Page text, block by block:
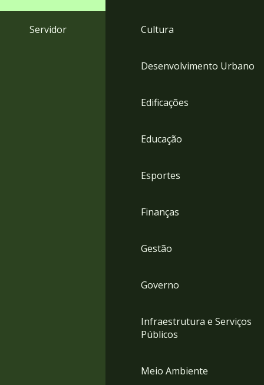
Servidor Cultura
Desenvolvimento Urbano
Edificações
Educação
Esportes
Finanças
Gestão
Governo
Infraestrutura e Serviços
Públicos
Meio Ambiente